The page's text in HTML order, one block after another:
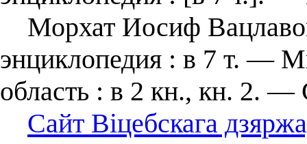
Морхат Иосиф
энциклопедия : в 7 т. —
область : в 2 кн., кн. 2. —
Сайт Віцебскага